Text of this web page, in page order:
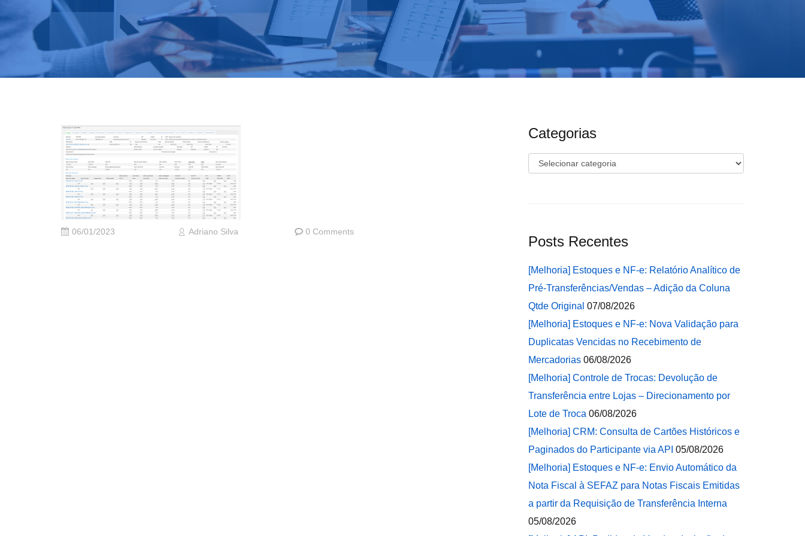
06/01/2023 Adriano Silva 0 Comments
Categorias
Categorias
Posts Recentes
[Melhoria] Estoques e NF-e: Relatório Analítico de
Pré-Transferências/Vendas – Adição da Coluna
Qtde Original 07/08/2026
[Melhoria] Estoques e NF-e: Nova Validação para
Duplicatas Vencidas no Recebimento de
Mercadorias 06/08/2026
[Melhoria] Controle de Trocas: Devolução de
Transferência entre Lojas – Direcionamento por
Lote de Troca 06/08/2026
[Melhoria] CRM: Consulta de Cartões Históricos e
Paginados do Participante via API 05/08/2026
[Melhoria] Estoques e NF-e: Envio Automático da
Nota Fiscal à SEFAZ para Notas Fiscais Emitidas
a partir da Requisição de Transferência Interna
05/08/2026